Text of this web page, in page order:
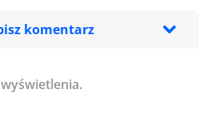
komentarz